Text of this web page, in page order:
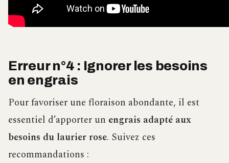
Erreur n°4 : Ignorer les besoins
en engrais
Pour favoriser une floraison abondante, il est
essentiel d’apporter un engrais adapté aux
besoins du laurier rose. Suivez ces
recommandations :